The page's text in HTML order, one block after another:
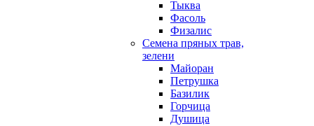
Тыква
Фасоль
Физалис
Семена пряных трав,
зелени
Майоран
Петрушка
Базилик
Горчица
Душица